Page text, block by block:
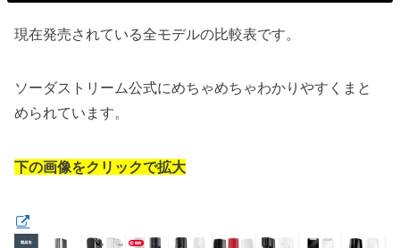
現在発売されている全モデルの比較表です。
ソーダストリーム公式にめちゃめちゃわかりやすくまと
められています。
下の画像をクリックで拡大